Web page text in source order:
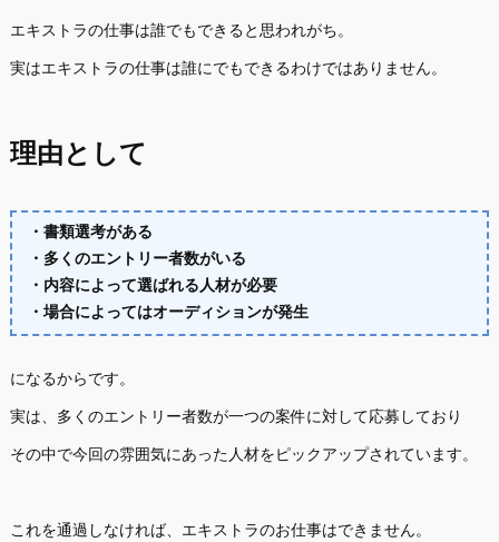
エキストラの仕事は誰でもできると思われがち。
実はエキストラの仕事は誰にでもできるわけではありません。
理由として
・書類選考がある
・多くのエントリー者数がいる
・内容によって選ばれる人材が必要
・場合によってはオーディションが発生
になるからです。
実は、多くのエントリー者数が一つの案件に対して応募しており
その中で今回の雰囲気にあった人材をピックアップされています。
これを通過しなければ、エキストラのお仕事はできません。